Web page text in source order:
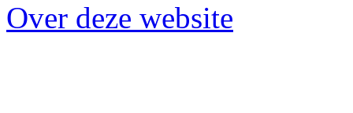
Over deze website